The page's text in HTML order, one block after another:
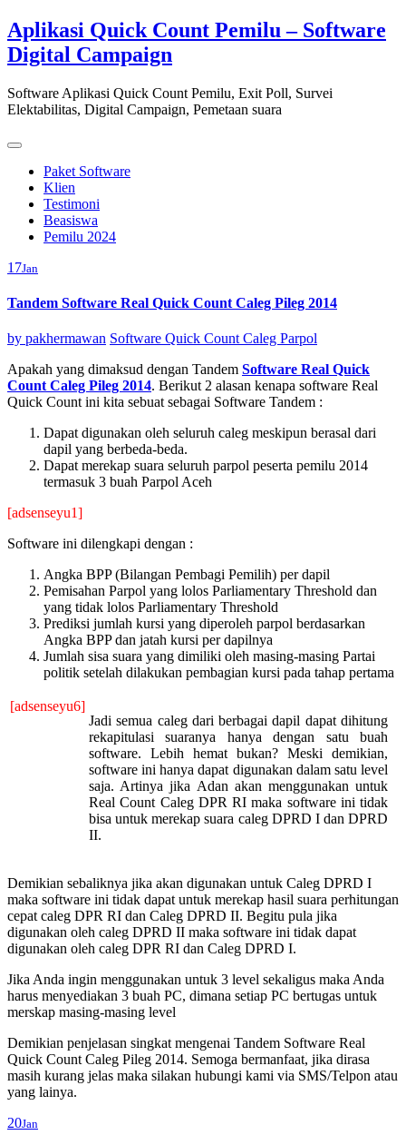
Skip
to
content
Aplikasi Quick Count Pemilu – Software
Digital Campaign
Software Aplikasi Quick Count Pemilu, Exit Poll, Survei
Elektabilitas, Digital Campaign, Pemetaan suara
Paket Software
Klien
Testimoni
Beasiswa
Pemilu 2024
17Jan
Tandem Software Real Quick Count Caleg Pileg 2014
by pakhermawan Software Quick Count Caleg Parpol
Apakah yang dimaksud dengan Tandem Software Real Quick
Count Caleg Pileg 2014. Berikut 2 alasan kenapa software Real
Quick Count ini kita sebuat sebagai Software Tandem :
Dapat digunakan oleh seluruh caleg meskipun berasal dari
dapil yang berbeda-beda.
Dapat merekap suara seluruh parpol peserta pemilu 2014
termasuk 3 buah Parpol Aceh
[adsenseyu1]
Software ini dilengkapi dengan :
Angka BPP (Bilangan Pembagi Pemilih) per dapil
Pemisahan Parpol yang lolos Parliamentary Threshold dan
yang tidak lolos Parliamentary Threshold
Prediksi jumlah kursi yang diperoleh parpol berdasarkan
Angka BPP dan jatah kursi per dapilnya
Jumlah sisa suara yang dimiliki oleh masing-masing Partai
politik setelah dilakukan pembagian kursi pada tahap pertama
[adsenseyu6]
Jadi semua caleg dari berbagai dapil dapat dihitung
rekapitulasi suaranya hanya dengan satu buah
software. Lebih hemat bukan? Meski demikian,
software ini hanya dapat digunakan dalam satu level
saja. Artinya jika Adan akan menggunakan untuk
Real Count Caleg DPR RI maka software ini tidak
bisa untuk merekap suara caleg DPRD I dan DPRD
II.
Demikian sebaliknya jika akan digunakan untuk Caleg DPRD I
maka software ini tidak dapat untuk merekap hasil suara perhitungan
cepat caleg DPR RI dan Caleg DPRD II. Begitu pula jika
digunakan oleh caleg DPRD II maka software ini tidak dapat
digunakan oleh caleg DPR RI dan Caleg DPRD I.
Jika Anda ingin menggunakan untuk 3 level sekaligus maka Anda
harus menyediakan 3 buah PC, dimana setiap PC bertugas untuk
merskap masing-masing level
Demikian penjelasan singkat mengenai Tandem Software Real
Quick Count Caleg Pileg 2014. Semoga bermanfaat, jika dirasa
masih kurang jelas maka silakan hubungi kami via SMS/Telpon atau
yang lainya.
20Jan